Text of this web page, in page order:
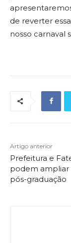
de reverter
nosso carnaval
Artigo anterior
Prefeitura e
podem ampliar
pós-graduação